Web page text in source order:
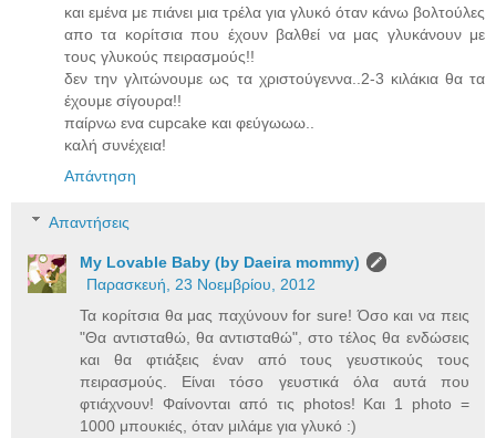
και εμένα με πιάνει μια τρέλα για γλυκό όταν κάνω βολτούλες
απο τα κορίτσια που έχουν βαλθεί να μας γλυκάνουν με
τους γλυκούς πειρασμούς!!
δεν την γλιτώνουμε ως τα χριστούγεννα..2-3 κιλάκια θα τα
έχουμε σίγουρα!!
παίρνω ενα cupcake και φεύγωωω..
καλή συνέχεια!
Απάντηση
Απαντήσεις
My Lovable Baby (by Daeira mommy)
Παρασκευή, 23 Νοεμβρίου, 2012
Τα κορίτσια θα μας παχύνουν for sure! Όσο και να πεις
"Θα αντισταθώ, θα αντισταθώ", στο τέλος θα ενδώσεις
και θα φτιάξεις έναν από τους γευστικούς τους
πειρασμούς. Είναι τόσο γευστικά όλα αυτά που
φτιάχνουν! Φαίνονται από τις photos! Και 1 photo =
1000 μπουκιές, όταν μιλάμε για γλυκό :)